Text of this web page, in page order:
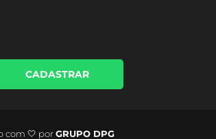
CADASTRAR
com 🤍 porGRUPO DPG